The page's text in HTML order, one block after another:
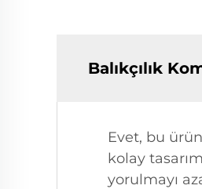
Balıkçılık
Evet, bu
kolay
yorulmayı